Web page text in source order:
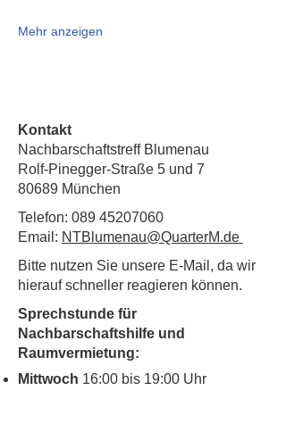
Mehr anzeigen
Kontakt
Nachbarschaftstreff Blumenau
Rolf-Pinegger-Straße 5 und 7
80689 München
Telefon: 089 45207060
Email: NTBlumenau@QuarterM.de
Bitte nutzen Sie unsere E-Mail, da wir
hierauf schneller reagieren können.
Sprechstunde für
Nachbarschaftshilfe und
Raumvermietung:
Mittwoch 16:00 bis 19:00 Uhr